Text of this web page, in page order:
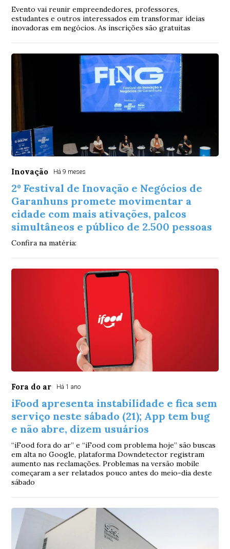
Evento vai reunir empreendedores, professores,
estudantes e outros interessados em transformar ideias
inovadoras em negócios. As inscrições são gratuitas
Inovação Há 9 meses
2º Festival de Inovação e Negócios de
Garanhuns promete movimentar a
cidade com mais ativações, palcos
simultâneos e público de 2.500 pessoas
Confira na matéria:
Fora do ar Há 1 ano
iFood apresenta instabilidade e fica sem
serviço neste sábado (21); App tem bug
e não abre, dizem usuários
“iFood fora do ar” e “iFood com problema hoje” são buscas
em alta no Google, plataforma Downdetector registram
aumento nas reclamações. Problemas na versão mobile
começaram a ser relatados pouco antes do meio-dia deste
sábado